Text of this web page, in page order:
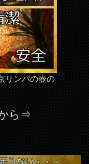
リンパの壺の
ら⇒